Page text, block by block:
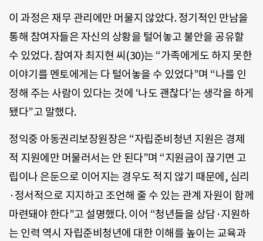
이 과정은 재무 관리에만 머물지 않았다. 정기적인 만남을
통해 참여자들은 자신의 상황을 털어놓고 불안을 공유할
수 있었다. 참여자 최지현 씨(30)는 “가족에게도 하지 못한
이야기를 멘토에게는 다 털어놓을 수 있었다”며 “나를 인
정해 주는 사람이 있다는 것에 ‘나도 괜찮다’는 생각을 하게
됐다”고 말했다.
정익중 아동권리보장원장은 “자립준비청년 지원은 경제
적 지원에만 머물러서는 안 된다”며 “지원금이 끊기면 고
립이나 은둔으로 이어지는 경우도 적지 않기 때문에, 심리
·정서적으로 지지하고 조언해 줄 수 있는 관계 자원이 함께
마련돼야 한다”고 설명했다. 이어 “청년들을 상담·지원하
는 인력 역시 자립준비청년에 대한 이해를 높이는 교육과